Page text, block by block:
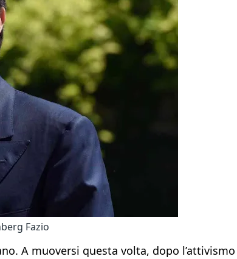
Fazio
A muoversi questa volta, dopo